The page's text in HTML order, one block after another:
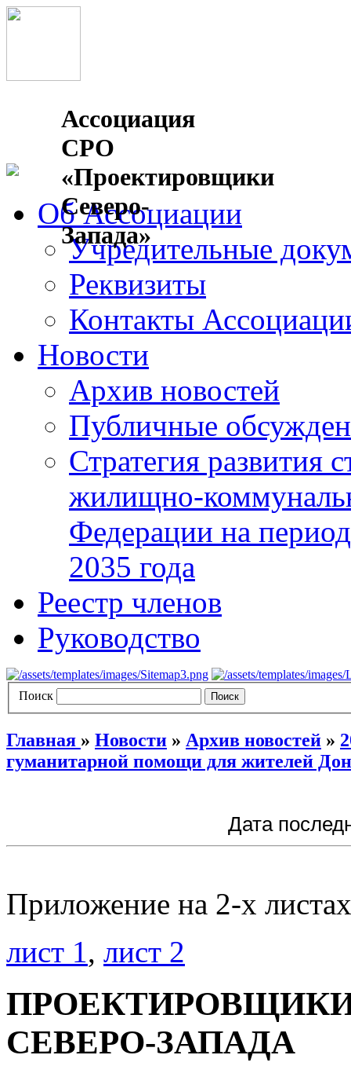
Ассоциация
СРО
«Проектировщики
Северо-
Запада»
Об Ассоциации
Учредительные
Реквизиты
Контакты
Новости
Архив новостей
Публичные
Стратегия развития
жилищно-
Федерации на
2035 года
Реестр членов
Руководство
Поиск
Главная » Новости » Архив новостей »
гуманитарной помощи для жителей
Дата
Приложение на 2-х листах
лист 1 , лист 2
СЕВЕРО-ЗАПАДА